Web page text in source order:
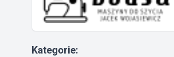
Kategorie: